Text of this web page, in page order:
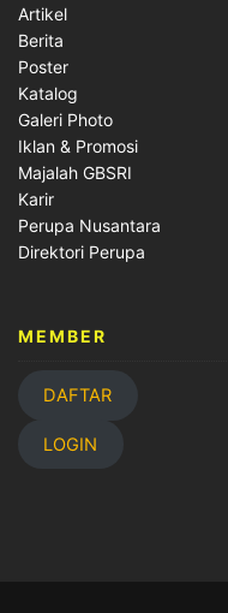
Artikel
Berita
Poster
Katalog
Galeri Photo
Iklan & Promosi
Majalah GBSRI
Karir
Perupa Nusantara
Direktori Perupa
MEMBER
DAFTAR
LOGIN